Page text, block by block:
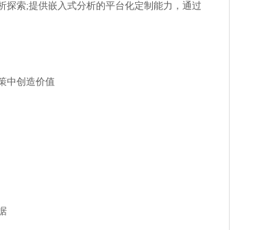
探索;提供嵌入式分析的平台化定制能力，通过
中创造价值